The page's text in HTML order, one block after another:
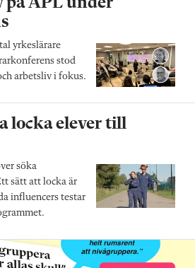
yrkeslärare
stod
arbetsliv i fokus.
locka elever till
söka
sätt att locka är
influencers testar